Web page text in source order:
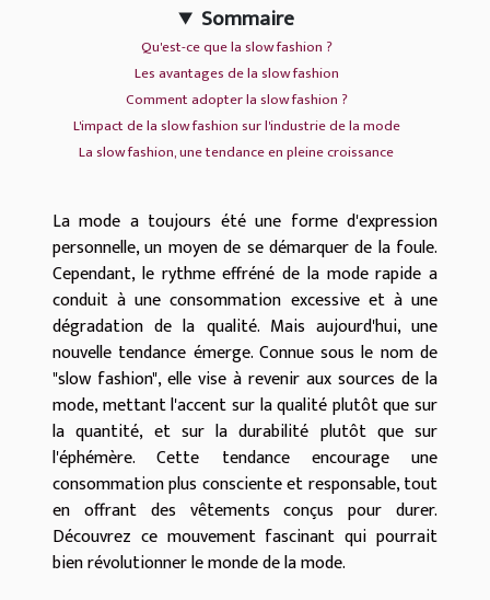
Sommaire
Qu'est-ce que la slow fashion ?
Les avantages de la slow fashion
Comment adopter la slow fashion ?
L'impact de la slow fashion sur l'industrie de la mode
La slow fashion, une tendance en pleine croissance
La mode a toujours été une forme d'expression
personnelle, un moyen de se démarquer de la foule.
Cependant, le rythme effréné de la mode rapide a
conduit à une consommation excessive et à une
dégradation de la qualité. Mais aujourd'hui, une
nouvelle tendance émerge. Connue sous le nom de
"slow fashion", elle vise à revenir aux sources de la
mode, mettant l'accent sur la qualité plutôt que sur
la quantité, et sur la durabilité plutôt que sur
l'éphémère. Cette tendance encourage une
consommation plus consciente et responsable, tout
en offrant des vêtements conçus pour durer.
Découvrez ce mouvement fascinant qui pourrait
bien révolutionner le monde de la mode.